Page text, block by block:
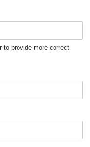
to provide more correct